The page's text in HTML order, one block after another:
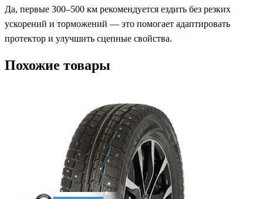
Да, первые 300–500 км рекомендуется ездить без резких
ускорений и торможений — это помогает адаптировать
протектор и улучшить сцепные свойства.
Похожие товары